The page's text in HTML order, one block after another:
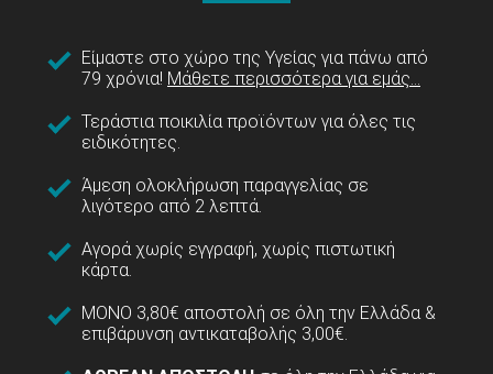
Είμαστε στο χώρο της Υγείας για πάνω από
79 χρόνια! Μάθετε περισσότερα για εμάς...
Τεράστια ποικιλία προϊόντων για όλες τις
ειδικότητες.
Άμεση ολοκλήρωση παραγγελίας σε
λιγότερο από 2 λεπτά.
Αγορά χωρίς εγγραφή, χωρίς πιστωτική
κάρτα.
ΜΟΝΟ 3,80€ αποστολή σε όλη την Ελλάδα &
επιβάρυνση αντικαταβολής 3,00€.